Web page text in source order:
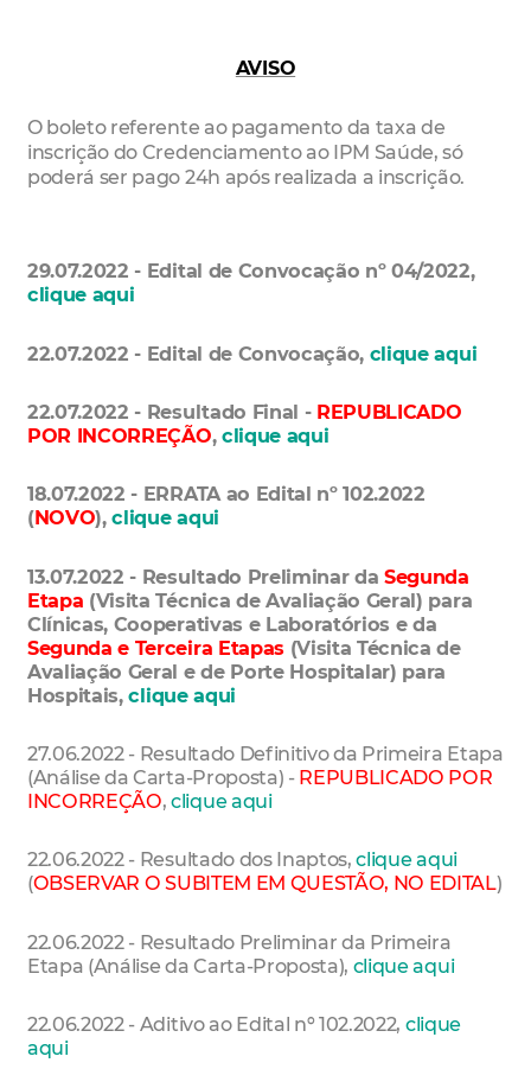
AVISO
O boleto referente ao pagamento da taxa de
inscrição do Credenciamento ao IPM Saúde, só
poderá ser pago 24h após realizada a inscrição.
29.07.2022 - Edital de Convocação nº 04/2022,
clique aqui
22.07.2022 - Edital de Convocação, clique aqui
22.07.2022 - Resultado Final - REPUBLICADO
POR INCORREÇÃO, clique aqui
18.07.2022 - ERRATA ao Edital nº 102.2022
(NOVO),clique aqui
13.07.2022 - Resultado Preliminar daSegunda
Etapa (Visita Técnica de Avaliação Geral) para
Clínicas, Cooperativas e Laboratórios e da
Segunda e Terceira Etapas(Visita Técnica de
Avaliação Geral e de Porte Hospitalar) para
Hospitais,clique aqui
27.06.2022 - Resultado Definitivo da Primeira Etapa
(Análise da Carta-Proposta) - REPUBLICADO POR
INCORREÇÃO,clique aqui
22.06.2022 - Resultado dos Inaptos,clique aqui
(OBSERVAR O SUBITEM EM QUESTÃO, NO EDITAL)
22.06.2022 - Resultado Preliminar da Primeira
Etapa (Análise da Carta-Proposta), clique aqui
22.06.2022 - Aditivo ao Edital nº 102.2022, clique
aqui